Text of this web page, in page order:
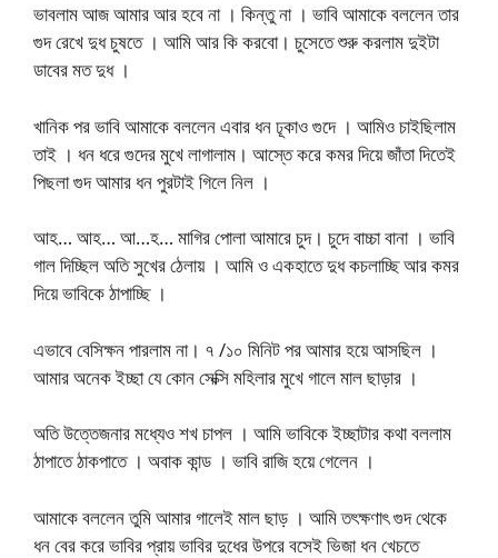
ভাবলাম আজ আমার আর হবে না । কিন্তু না । ভাবি আমাকে বললেন তার
গুদ রেখে দুধ চুষতে । আমি আর কি করবো। চুসেতে শুরু করলাম দুইটা
ডাবের মত দুধ ।
খানিক পর ভাবি আমাকে বললেন এবার ধন ঢূকাও গুদে । আমিও চাইছিলাম
তাই । ধন ধরে গুদের মুখে লাগালাম। আস্তে করে কমর দিয়ে জাঁতা দিতেই
পিছলা গুদ আমার ধন পুরটাই গিলে নিল ।
আহ… আহ… আ…হ… মাগির পোলা আমারে চুদ। চুদে বাচ্চা বানা । ভাবি
গাল দিচ্ছিল অতি সুখের ঠেলায় । আমি ও একহাতে দুধ কচলাচ্ছি আর কমর
দিয়ে ভাবিকে ঠাপাচ্ছি ।
এভাবে বেসিক্ষন পারলাম না। ৭ /১০ মিনিট পর আমার হয়ে আসছিল ।
আমার অনেক ইচ্ছা যে কোন সেক্সি মহিলার মুখে গালে মাল ছাড়ার ।
অতি উত্তেজনার মধ্যেও শখ চাপল । আমি ভাবিকে ইচ্ছাটার কথা বললাম
ঠাপাতে ঠাকপাতে । অবাক কান্ড । ভাবি রাজি হয়ে গেলেন ।
আমাকে বললেন তুমি আমার গালেই মাল ছাড় । আমি তৎক্ষণাৎ গুদ থেকে
ধন বের করে ভাবির প্রায় ভাবির দুধের উপরে বসেই ভিজা ধন খেচতে